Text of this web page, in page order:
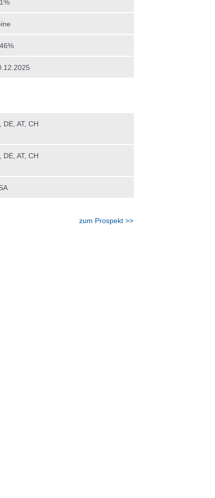
DE, AT, CH
DE, AT, CH
zum Prospekt >>